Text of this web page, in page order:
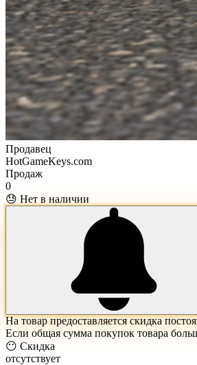
Продавец
HotGameKeys.com
Продаж
0
😓 Нет в наличии
На товар предоставляется скидка
Если общая сумма покупок товара
😶 Скидка
отсутствует